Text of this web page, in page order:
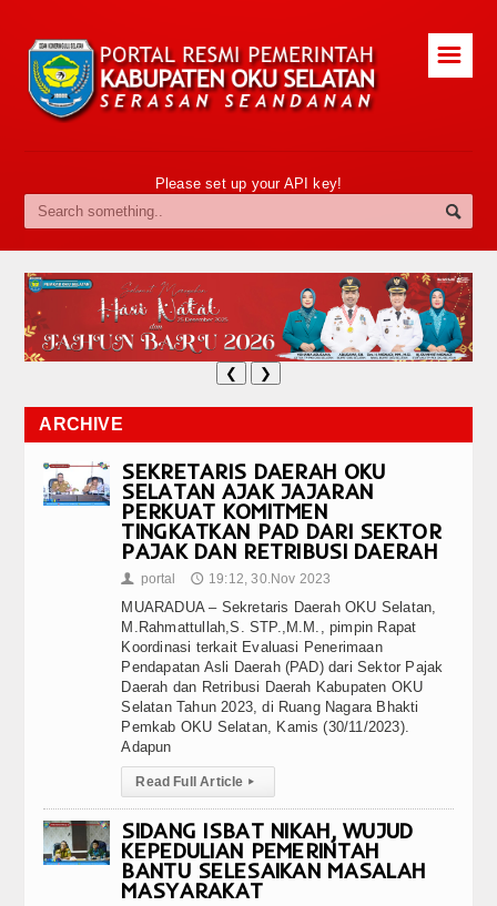
☰
Please set up your API key!
❮ ❯
ARCHIVE
SEKRETARIS DAERAH OKU
SELATAN AJAK JAJARAN
PERKUAT KOMITMEN
TINGKATKAN PAD DARI SEKTOR
PAJAK DAN RETRIBUSI DAERAH
👤 portal 🕔 19:12, 30.Nov 2023
MUARADUA – Sekretaris Daerah OKU Selatan,
M.Rahmattullah,S. STP.,M.M., pimpin Rapat
Koordinasi terkait Evaluasi Penerimaan
Pendapatan Asli Daerah (PAD) dari Sektor Pajak
Daerah dan Retribusi Daerah Kabupaten OKU
Selatan Tahun 2023, di Ruang Nagara Bhakti
Pemkab OKU Selatan, Kamis (30/11/2023).
Adapun
Read Full Article ▸
SIDANG ISBAT NIKAH, WUJUD
KEPEDULIAN PEMERINTAH
BANTU SELESAIKAN MASALAH
MASYARAKAT